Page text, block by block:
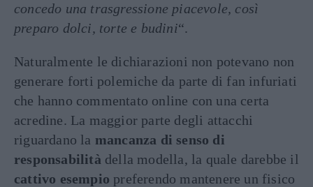
concedo una trasgressione piacevole, così
preparo dolci, torte e budini“.
Naturalmente le dichiarazioni non potevano non
generare forti polemiche da parte di fan infuriati
che hanno commentato online con una certa
acredine. La maggior parte degli attacchi
riguardano la mancanza di senso di
responsabilità della modella, la quale darebbe il
cattivo esempio preferendo mantenere un fisico